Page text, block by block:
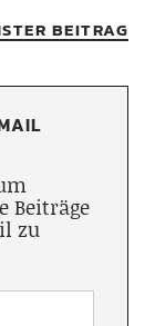
BEITRAG
Beiträge
zu